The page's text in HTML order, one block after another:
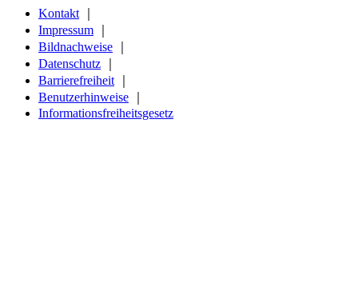
Kontakt
Impressum
Bildnachweise
Datenschutz
Barrierefreiheit
Benutzerhinweise
Informationsfreiheitsgesetz